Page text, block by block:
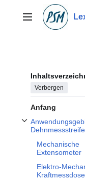
springenHauptmenü
Verbergen
Anfang
Unterabschnitt
Mechanische
Extensometer
Elektro-
Kraftmessdose